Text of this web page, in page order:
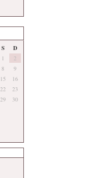
S D
1
2
8
9
15
16
22
23
29
30